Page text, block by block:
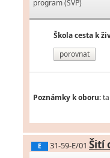
program (ŠVP)
Škola cesta k
porovnat
Poznámky k oboru:
E 31-59-E/01 Šití